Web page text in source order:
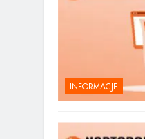
INFORMACJE